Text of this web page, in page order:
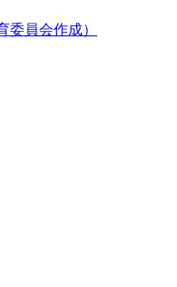
委員会作成）